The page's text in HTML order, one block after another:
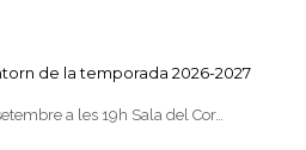
de la temporada 2026-2027
a les 19h Sala del Cor…